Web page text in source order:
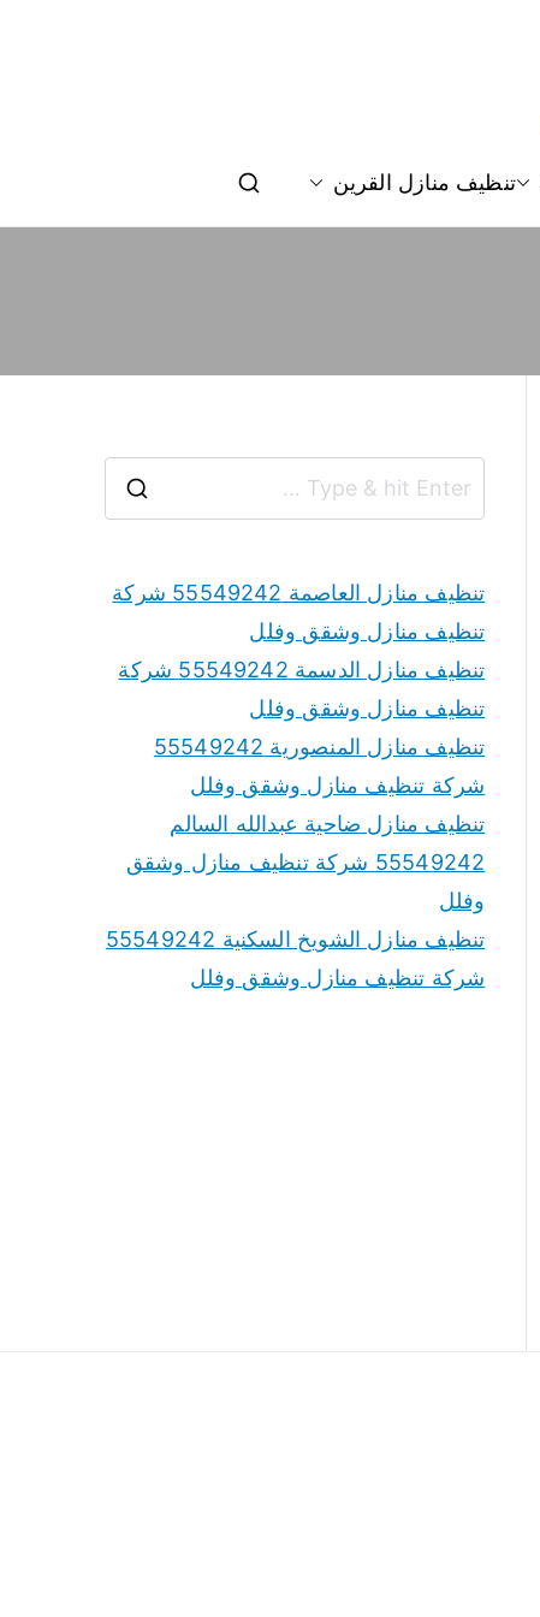
تنظيف منازل القرين
تنظيف منازل العاصمة 55549242 شركة
تنظيف منازل وشقق وفلل
تنظيف منازل الدسمة 55549242 شركة
تنظيف منازل وشقق وفلل
تنظيف منازل المنصورية 55549242
شركة تنظيف منازل وشقق وفلل
تنظيف منازل ضاحية عبدالله السالم
55549242 شركة تنظيف منازل وشقق
وفلل
تنظيف منازل الشويخ السكنية 55549242
شركة تنظيف منازل وشقق وفلل